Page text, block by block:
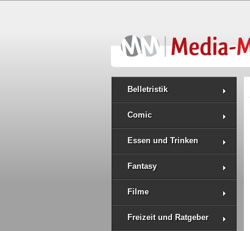
Belletristik
Comic
Essen und Trinken
Fantasy
Filme
Freizeit und Ratgeber